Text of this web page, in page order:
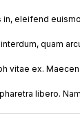
in, eleifend
quam
vitae ex.
libero.